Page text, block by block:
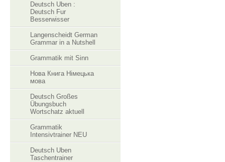
Deutsch Uben :
Deutsch Fur
Besserwisser
Langenscheidt German
Grammar in a Nutshell
Grammatik mit Sinn
Нова Книга Німецька
мова
Deutsch Großes
Übungsbuch
Wortschatz aktuell
Grammatik
Intensivtrainer NEU
Deutsch Uben
Taschentrainer